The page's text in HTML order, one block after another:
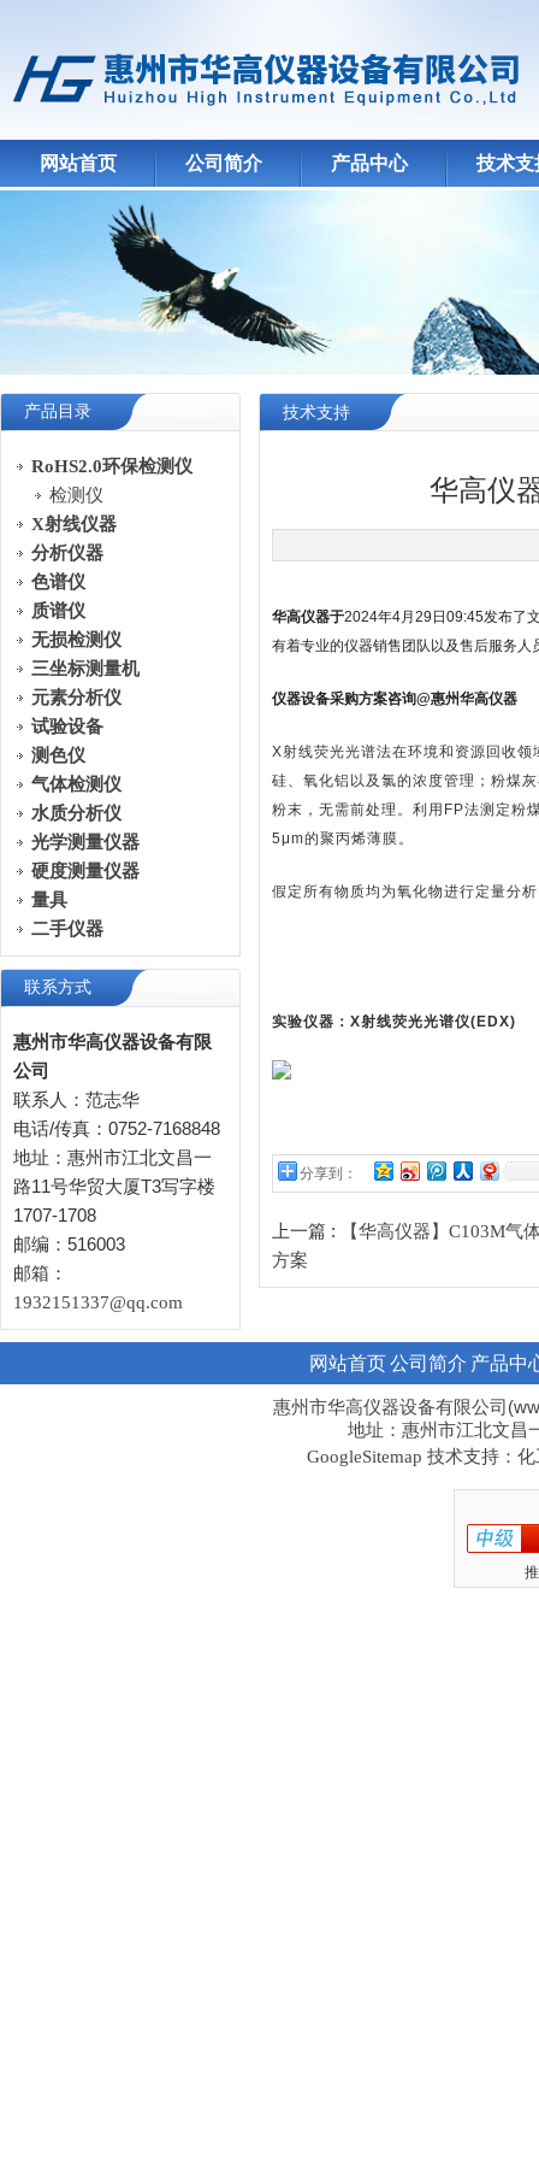
网站首页 公司简介 产品中心 技术支
产品目录
RoHS2.0环保检测仪
检测仪
X射线仪器
分析仪器
色谱仪
质谱仪
无损检测仪
三坐标测量机
元素分析仪
试验设备
测色仪
气体检测仪
水质分析仪
光学测量仪器
硬度测量仪器
量具
二手仪器
联系方式
惠州市华高仪器设备有限
公司
联系人：范志华
电话/传真：0752-7168848
地址：惠州市江北文昌一
路11号华贸大厦T3写字楼
1707-1708
邮编：516003
邮箱：
1932151337@qq.com
技术支持
华高仪
华高仪器于2024年4月29日09:45发布了
有着专业的仪器销售团队以及售后服务
仪器设备采购方案咨询@惠州华高仪器
X射线荧光光谱法在环境和资源回收
硅、氧化铝以及氯的浓度管理；粉煤
粉末，无需前处理。利用FP法测定粉
5μm的聚丙烯薄膜。
假定所有物质均为氧化物进行定量分
实验仪器：X射线荧光光谱仪(EDX)
分享到：
上一篇 :
【华高仪器】C103M气
方案
网站首页公司简介 产品中
惠州市华高仪器设备有限公司
地址：惠州市江北文昌
GoogleSitemap 技术支持：